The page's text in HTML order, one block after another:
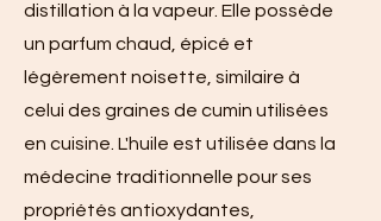
distillation à la vapeur. Elle possède
un parfum chaud, épicé et
légèrement noisette, similaire à
celui des graines de cumin utilisées
en cuisine. L'huile est utilisée dans la
médecine traditionnelle pour ses
propriétés antioxydantes,